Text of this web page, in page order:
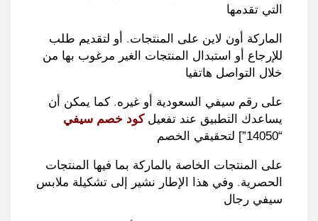
التي تقدمها
الماركة أون لاين على المنتجات.
أو لتقديم طلب
للإرجاع أو استبدال المنتجات الغير مرغوب بها من
خلال التواصل هاتفيا
على رقم سيفي السعودية أو غيره. كما يمكن أن
يساعدك التطبيق عند تفعيلكود خصم سيفي
“14050”]
لتحقيقي الخصم
على المنتجات الخاصة بالماركة بما فيها
المنتجات
الحصرية. وفي هذا الإطار نشير إلى تشكيلة ملابس
سيفي رجال